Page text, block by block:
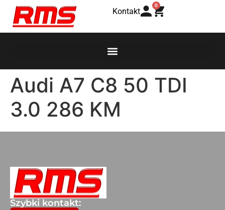
Kontakt
0
Audi A7 C8 50 TDI
3.0 286 KM
Szybki kontakt: